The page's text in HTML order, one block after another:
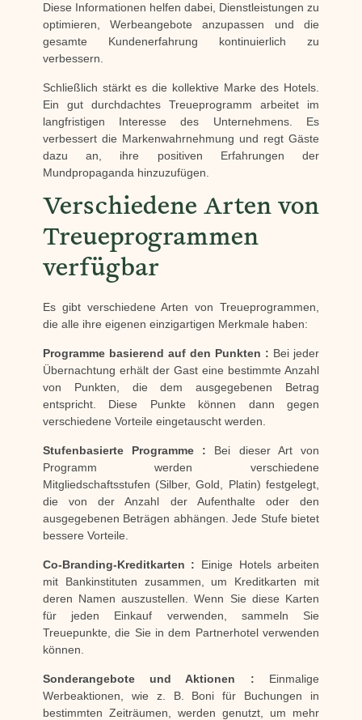
Diese Informationen helfen dabei, Dienstleistungen zu
optimieren, Werbeangebote anzupassen und die
gesamte Kundenerfahrung kontinuierlich zu
verbessern.
Schließlich stärkt es die kollektive Marke des Hotels.
Ein gut durchdachtes Treueprogramm arbeitet im
langfristigen Interesse des Unternehmens. Es
verbessert die Markenwahrnehmung und regt Gäste
dazu an, ihre positiven Erfahrungen der
Mundpropaganda hinzuzufügen.
Verschiedene Arten von
Treueprogrammen
verfügbar
Es gibt verschiedene Arten von Treueprogrammen,
die alle ihre eigenen einzigartigen Merkmale haben:
Programme basierend auf den Punkten : Bei jeder
Übernachtung erhält der Gast eine bestimmte Anzahl
von Punkten, die dem ausgegebenen Betrag
entspricht. Diese Punkte können dann gegen
verschiedene Vorteile eingetauscht werden.
Stufenbasierte Programme : Bei dieser Art von
Programm werden verschiedene
Mitgliedschaftsstufen (Silber, Gold, Platin) festgelegt,
die von der Anzahl der Aufenthalte oder den
ausgegebenen Beträgen abhängen. Jede Stufe bietet
bessere Vorteile.
Co-Branding-Kreditkarten : Einige Hotels arbeiten
mit Bankinstituten zusammen, um Kreditkarten mit
deren Namen auszustellen. Wenn Sie diese Karten
für jeden Einkauf verwenden, sammeln Sie
Treuepunkte, die Sie in dem Partnerhotel verwenden
können.
Sonderangebote und Aktionen : Einmalige
Werbeaktionen, wie z. B. Boni für Buchungen in
bestimmten Zeiträumen, werden genutzt, um mehr